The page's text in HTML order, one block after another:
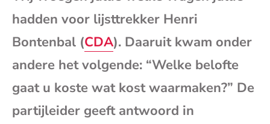
hadden voor lijsttrekker Henri
Bontenbal (CDA). Daaruit kwam onder
andere het volgende: “Welke belofte
gaat u koste wat kost waarmaken?” De
partijleider geeft antwoord in